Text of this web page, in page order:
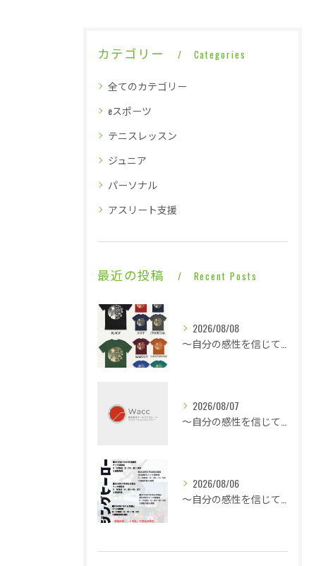
カテゴリー Categories
全てのカテゴリー
eスポーツ
テニスレッスン
ジュニア
パーソナル
アスリート支援
最近の投稿 Recent Posts
2026/08/08
2026/08/07
2026/08/06